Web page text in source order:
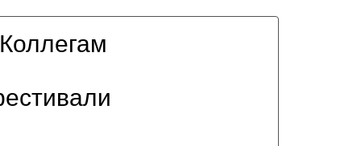
Коллегам